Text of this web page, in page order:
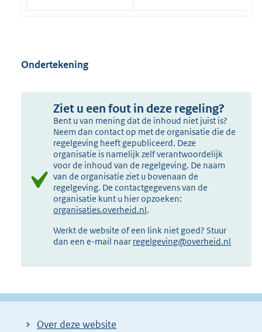
Ondertekening
Ziet u een fout in deze regeling?
Bent u van mening dat de inhoud niet juist is?
Neem dan contact op met de organisatie die de
regelgeving heeft gepubliceerd. Deze
organisatie is namelijk zelf verantwoordelijk
voor de inhoud van de regelgeving. De naam
van de organisatie ziet u bovenaan de
regelgeving. De contactgegevens van de
organisatie kunt u hier opzoeken:
organisaties.overheid.nl.
Werkt de website of een link niet goed? Stuur
dan een e-mail naar regelgeving@overheid.nl
Over deze website